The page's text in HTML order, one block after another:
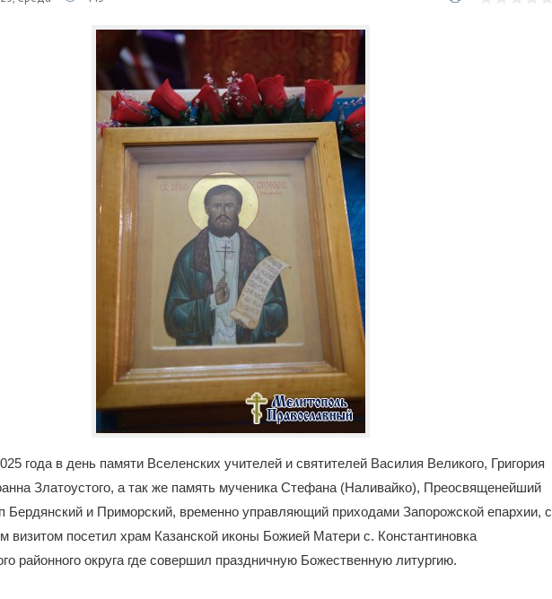
года в день памяти Вселенских учителей и святителей Василия Великого, Григория
Златоустого, а так же память мученика Стефана (Наливайко), Преосвященейший
Бердянский и Приморский, временно управляющий приходами Запорожской епархии, с
визитом посетил храм Казанской иконы Божией Матери с. Константиновка
районного округа где совершил праздничную Божественную литургию.